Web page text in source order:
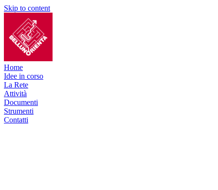
Skip to content
Home
Idee in corso
La Rete
Attività
Documenti
Strumenti
Contatti